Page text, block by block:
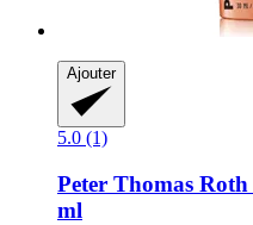
Ajouter
5.0 (1)
Peter Thomas Roth
ml